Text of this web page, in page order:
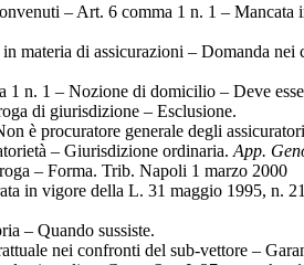
– Art. 6 comma 1 n. 1 –
materia di assicurazioni – Domanda
n. 1 – Nozione di domicilio – Deve
di giurisdizione – Esclusione.
è procuratore generale degli
– Giurisdizione ordinaria. App.
– Forma. Trib. Napoli 1 marzo 2000
in vigore della L. 31 maggio 1995,
– Quando sussiste.
nei confronti del sub-vettore –